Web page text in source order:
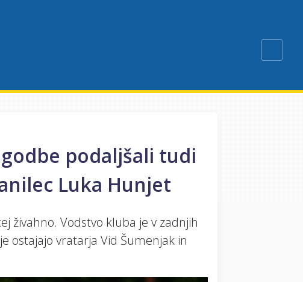
podaljšali tudi
Luka Hunjet
živahno. Vodstvo kluba je v zadnjih
ostajajo vratarja Vid Šumenjak in